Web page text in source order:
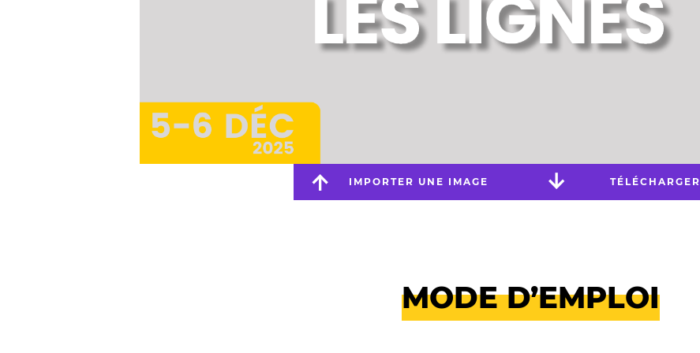
IMPORTER UNE IMAGE TÉLÉCHARGER
MODE D’EMPLOI